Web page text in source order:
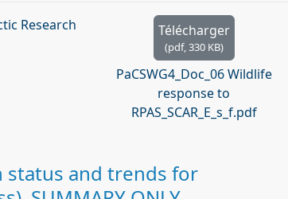
Télécharger
(pdf,330 KB)
PaCSWG4_Doc_06 Wildlife
response to
RPAS_SCAR_E_s_f.pdf
Research
status and trends for